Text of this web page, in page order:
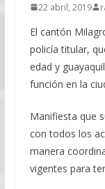
22 abril, 2019
El cantón
policía titular,
edad y
función en la
Manifiesta que
con todos los
manera
vigentes para